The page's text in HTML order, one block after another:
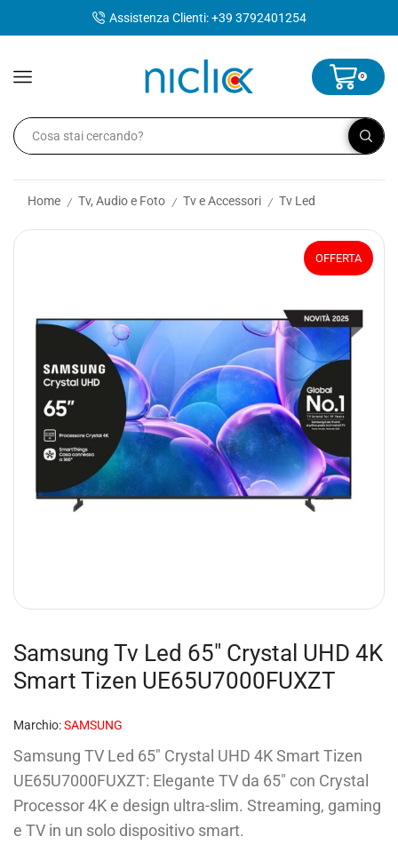
Assistenza Clienti: +39 3792401254
0
Home / Tv, Audio e Foto / Tv e Accessori / Tv Led
OFFERTA
Samsung Tv Led 65″ Crystal UHD 4K
Smart Tizen UE65U7000FUXZT
Marchio:SAMSUNG
Samsung TV Led 65″ Crystal UHD 4K Smart Tizen
UE65U7000FUXZT: Elegante TV da 65″ con Crystal
Processor 4K e design ultra-slim. Streaming, gaming
e TV in un solo dispositivo smart.